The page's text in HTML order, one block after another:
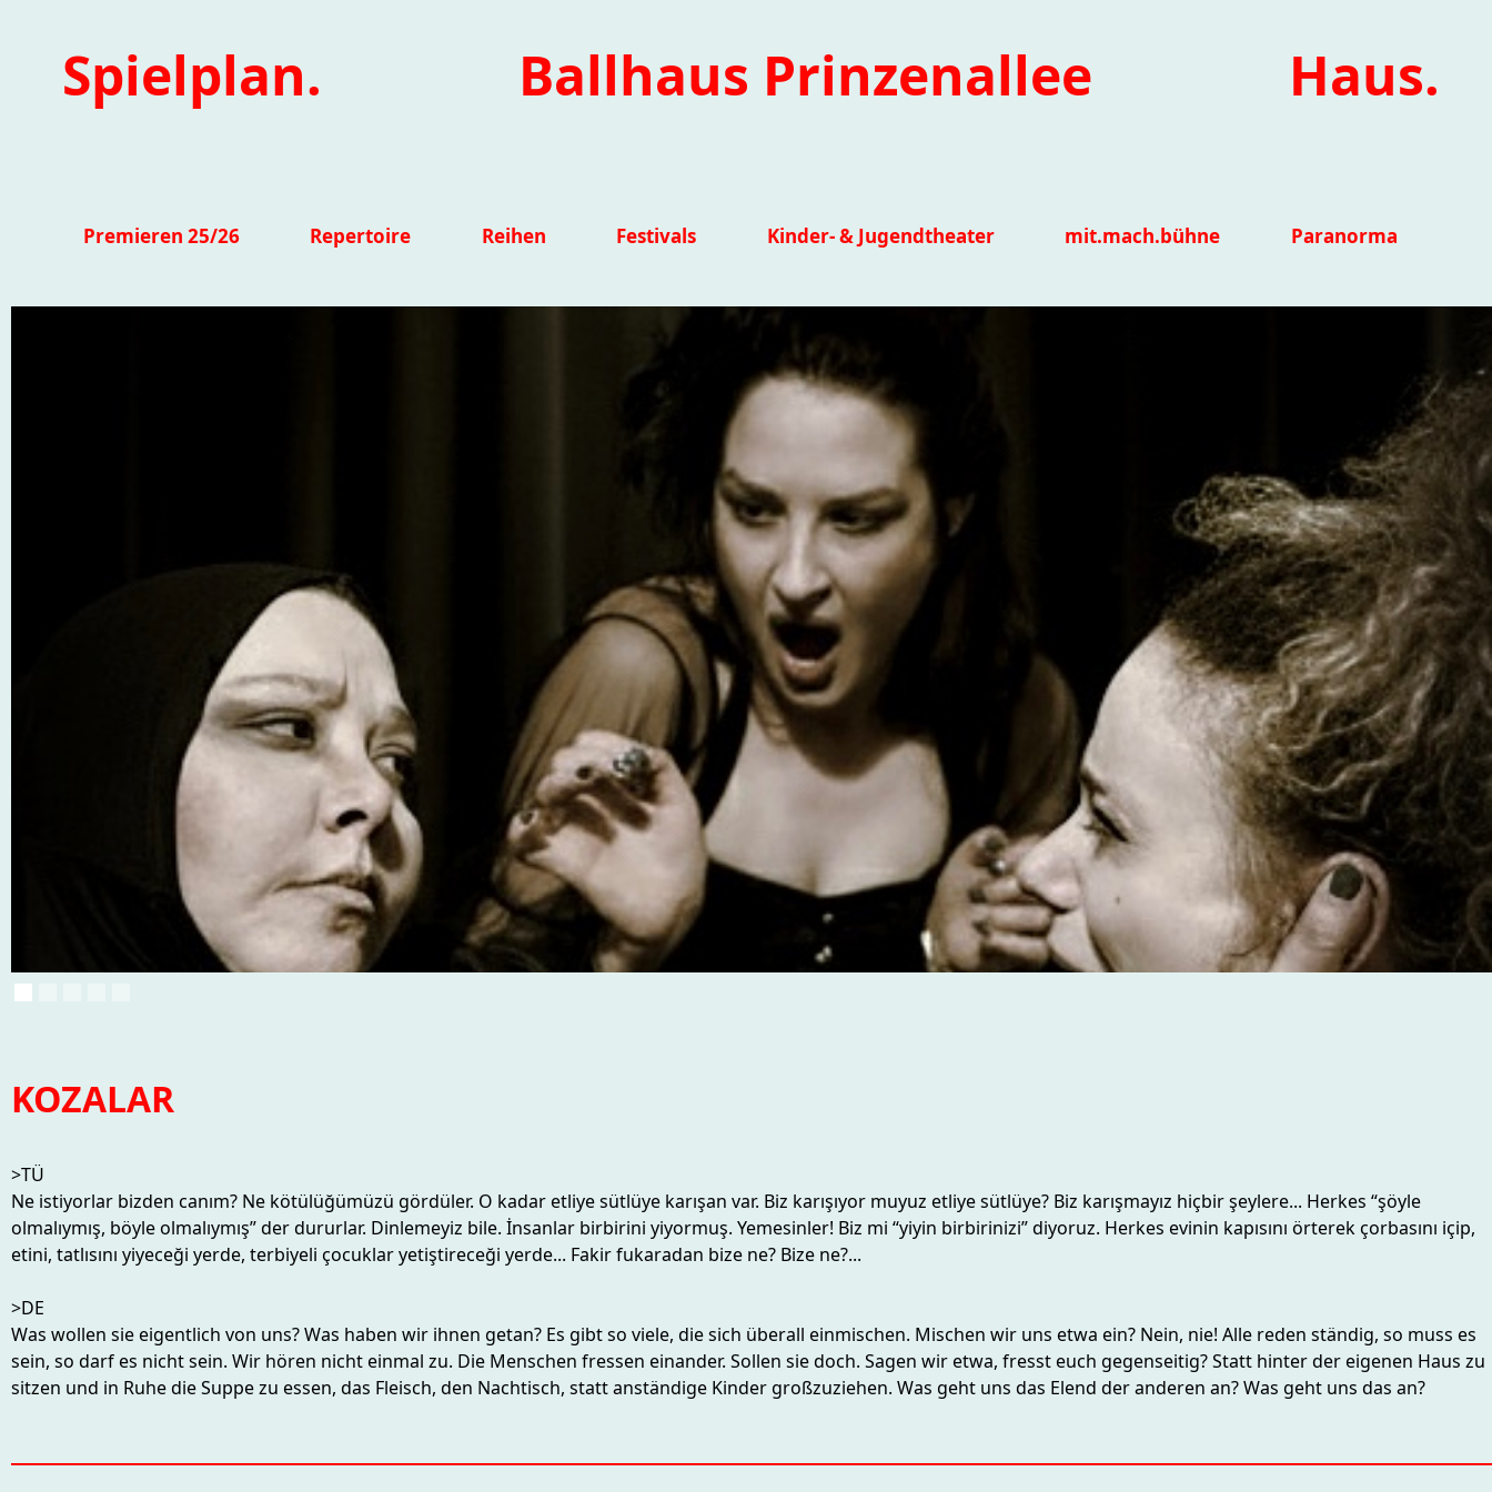
Spielplan. Ballhaus Prinzenallee Haus.
Premieren 25/26 Repertoire Reihen Festivals Kinder- & Jugendtheater mit.mach.bühne Paranorma
KOZALAR
>TÜ
Ne istiyorlar bizden canım? Ne kötülüğümüzü gördüler. O kadar etliye sütlüye karışan var. Biz karışıyor muyuz etliye sütlüye? Biz karışmayız hiçbir şeylere... Herkes “şöyle
olmalıymış, böyle olmalıymış” der dururlar. Dinlemeyiz bile. İnsanlar birbirini yiyormuş. Yemesinler! Biz mi “yiyin birbirinizi” diyoruz. Herkes evinin kapısını örterek çorbasını içip,
etini, tatlısını yiyeceği yerde, terbiyeli çocuklar yetiştireceği yerde... Fakir fukaradan bize ne? Bize ne?...
>DE
Was wollen sie eigentlich von uns? Was haben wir ihnen getan? Es gibt so viele, die sich überall einmischen. Mischen wir uns etwa ein? Nein, nie! Alle reden ständig, so muss es
sein, so darf es nicht sein. Wir hören nicht einmal zu. Die Menschen fressen einander. Sollen sie doch. Sagen wir etwa, fresst euch gegenseitig? Statt hinter der eigenen Haus zu
sitzen und in Ruhe die Suppe zu essen, das Fleisch, den Nachtisch, statt anständige Kinder großzuziehen. Was geht uns das Elend der anderen an? Was geht uns das an?